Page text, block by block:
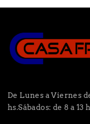
De Lunes a Viernes
hs.Sábados: de 8 a 13